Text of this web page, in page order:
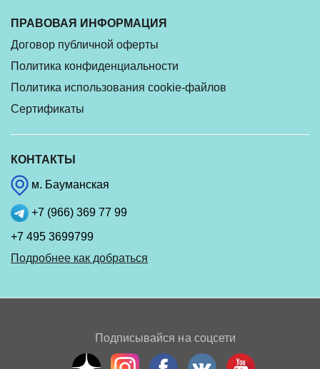
ПРАВОВАЯ ИНФОРМАЦИЯ
Договор публичной оферты
Политика конфиденциальности
Политика использования cookie-файлов
Сертификаты
КОНТАКТЫ
м. Бауманская
+7 (966) 369 77 99
+7 495 3699799
Подробнее как добраться
Подписывайся на соцсети